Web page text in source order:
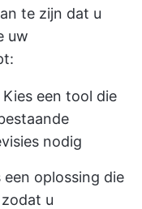
te zijn dat u
uw
Kies een tool die
nodig
een oplossing die
u